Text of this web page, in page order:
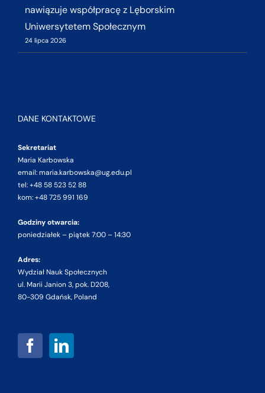
nawiązuje współpracę z Lęborskim
Uniwersytetem Społecznym
24 lipca 2026
DANE KONTAKTOWE
Sekretariat
Maria Karbowska
email: maria.karbowska@ug.edu.pl
tel: +48 58 523 52 88
kom: +48 725 991 169
Godziny otwarcia:
poniedziałek – piątek 7:00 – 14:30
Adres:
Wydział Nauk Społecznych
ul. Marii Janion 3, pok. D208,
80-309 Gdańsk, Poland